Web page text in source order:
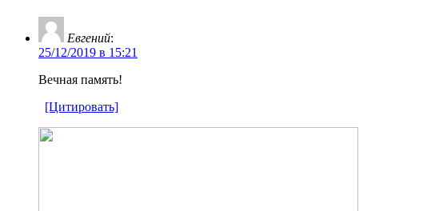
Евгений:
25/12/2019 в 15:21
Вечная память!
[Цитировать]